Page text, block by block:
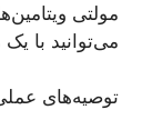
مولتی
می‌توانید با
توصیه‌های